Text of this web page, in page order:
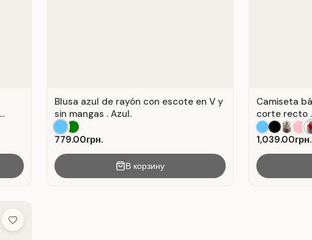
Blusa azul de rayón con escote en V y
sin mangas . Azul.
779.00грн.
В корзину
Camiseta
corte recto .
1,039.00грн.
Add to Wish List